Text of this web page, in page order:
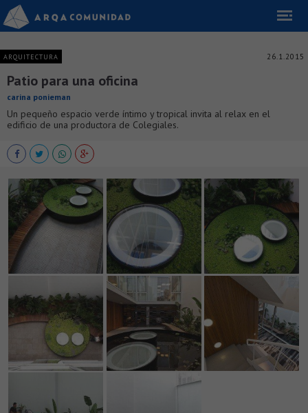
ARQUITECTURA 26.1.2015
Patio para una oficina
carina ponieman
Un pequeño espacio verde íntimo y tropical invita al relax en el
edificio de una productora de Colegiales.